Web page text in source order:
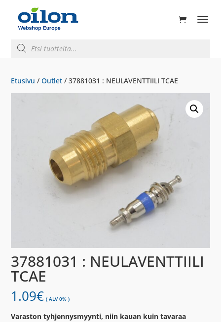
search
Etusivu /Outlet / 37881031 : NEULAVENTTIILI TCAE
37881031 : NEULAVENTTIILI
TCAE
1.09€ ( ALV 0% )
Varaston tyhjennysmyynti, niin kauan kuin tavaraa